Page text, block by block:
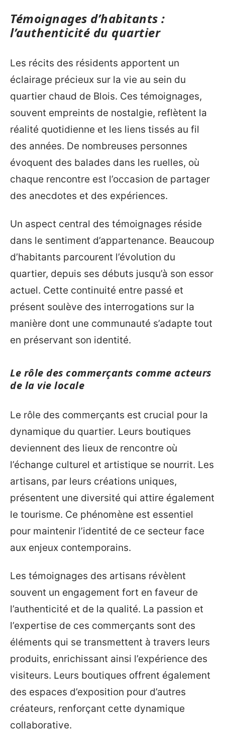
Témoignages d’habitants :
l’authenticité du quartier
Les récits des résidents apportent un
éclairage précieux sur la vie au sein du
quartier chaud de Blois. Ces témoignages,
souvent empreints de nostalgie, reflètent la
réalité quotidienne et les liens tissés au fil
des années. De nombreuses personnes
évoquent des balades dans les ruelles, où
chaque rencontre est l’occasion de partager
des anecdotes et des expériences.
Un aspect central des témoignages réside
dans le sentiment d’appartenance. Beaucoup
d’habitants parcourent l’évolution du
quartier, depuis ses débuts jusqu’à son essor
actuel. Cette continuité entre passé et
présent soulève des interrogations sur la
manière dont une communauté s’adapte tout
en préservant son identité.
Le rôle des commerçants comme acteurs
de la vie locale
Le rôle des commerçants est crucial pour la
dynamique du quartier. Leurs boutiques
deviennent des lieux de rencontre où
l’échange culturel et artistique se nourrit. Les
artisans, par leurs créations uniques,
présentent une diversité qui attire également
le tourisme. Ce phénomène est essentiel
pour maintenir l’identité de ce secteur face
aux enjeux contemporains.
Les témoignages des artisans révèlent
souvent un engagement fort en faveur de
l’authenticité et de la qualité. La passion et
l’expertise de ces commerçants sont des
éléments qui se transmettent à travers leurs
produits, enrichissant ainsi l’expérience des
visiteurs. Leurs boutiques offrent également
des espaces d’exposition pour d’autres
créateurs, renforçant cette dynamique
collaborative.